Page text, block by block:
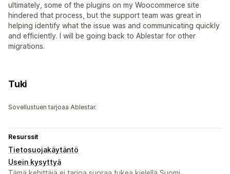
ultimately, some of the plugins on my Woocommerce site
hindered that process, but the support team was great in
helping identify what the issue was and communicating quickly
and efficiently. I will be going back to Ablestar for other
migrations.
Tuki
Sovellustuen tarjoaa Ablestar.
Resurssit
Tietosuojakäytäntö
Usein kysyttyä